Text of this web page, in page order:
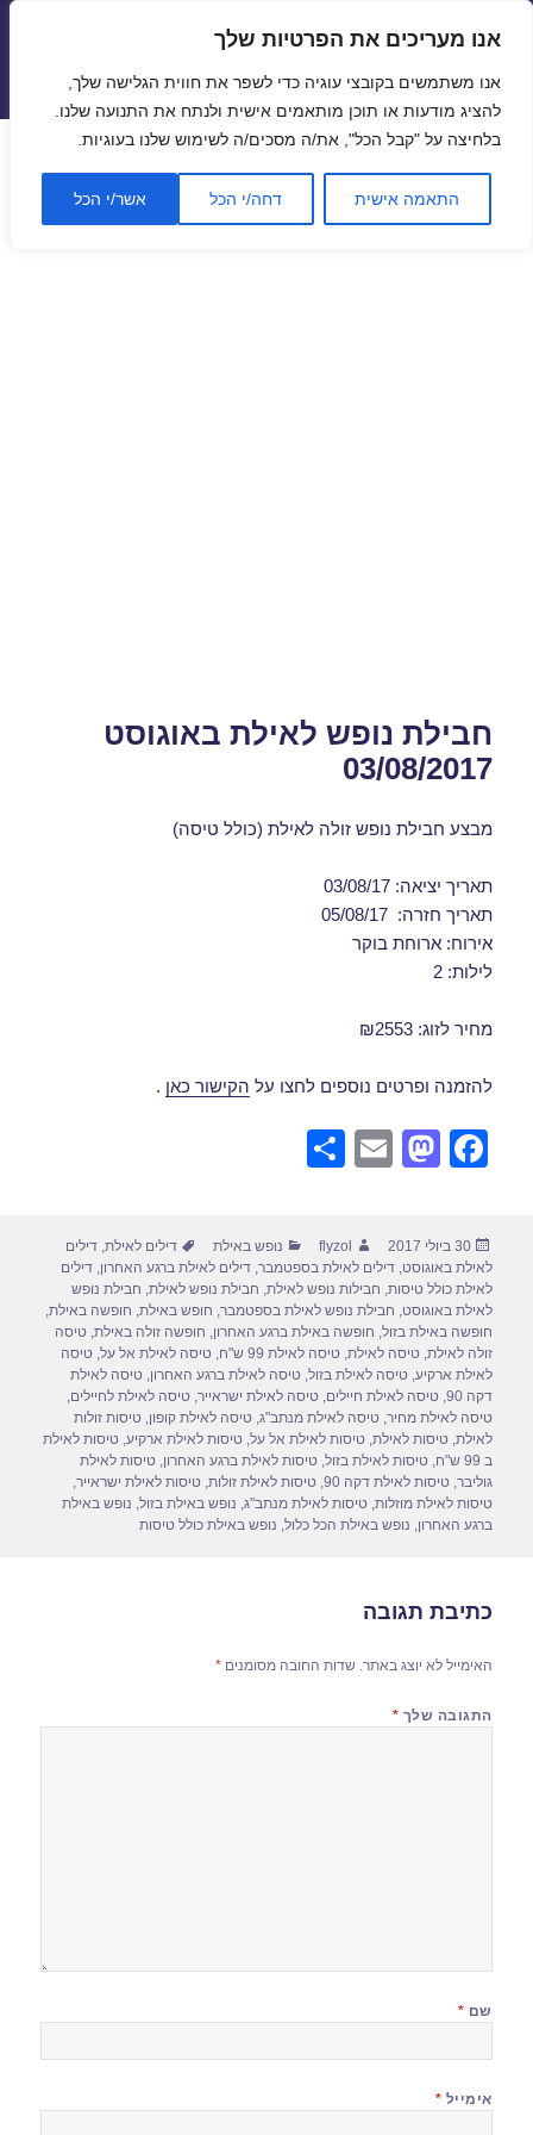
אנו מעריכים את הפרטיות שלך
אנו משתמשים בקובצי עוגיה כדי לשפר את חווית הגלישה שלך,
להציג מודעות או תוכן מותאמים אישית ולנתח את התנועה שלנו.
בלחיצה על "קבל הכל", את/ה מסכים/ה לשימוש שלנו בעוגיות.
התאמה אישית דחה/י הכל אשר/י הכל
תפריטים
ווידג'טים
חבילת נופש לאילת באוגוסט
03/08/2017
מבצע חבילת נופש זולה לאילת (כולל טיסה)
תאריך יציאה: 03/08/17
תאריך חזרה: 05/08/17
אירוח: ארוחת בוקר
לילות: 2
מחיר לזוג: ₪2553
להזמנה ופרטים נוספים לחצו על הקישור כאן .
F
e
b
o
o
k
M
o
d
o
n
E
e
פורסם
בתאריך
30 ביולי 2017 מחבר
flyzol קטגוריות
נופש באילת תגיות
דילים לאילת,דילים
לאילת באוגוסט,דילים לאילת בספטמבר,דילים לאילת ברגע האחרון,דילים
לאילת כולל טיסות, חבילות נופש לאילת, חבילת נופש לאילת, חבילת נופש
לאילת באוגוסט, חבילת נופש לאילת בספטמבר, חופש באילת, חופשה באילת,
חופשה באילת בזול, חופשה באילת ברגע האחרון, חופשה זולה באילת,טיסה
זולה לאילת,טיסה לאילת,טיסה לאילת 99 ש"ח ,טיסה לאילת אל על,טיסה
לאילת ארקיע,טיסה לאילת בזול,טיסה לאילת ברגע האחרון,טיסה לאילת
דקה 90
,טיסה לאילת חיילים,טיסה לאילת ישראייר,טיסה לאילת לחיילים,
טיסה לאילת מחיר,טיסה לאילת מנתב"ג,טיסה לאילת קופון,טיסות זולות
לאילת,טיסות לאילת,טיסות לאילת אל על,טיסות לאילת ארקיע,טיסות לאילת
ב 99 ש"ח
,טיסות לאילת בזול,טיסות לאילת ברגע האחרון,טיסות לאילת
גוליבר,טיסות לאילת דקה 90 ,טיסות לאילת זולות,טיסות לאילת ישראייר,
טיסות לאילת מוזלות,טיסות לאילת מנתב"ג, נופש באילת בזול, נופש באילת
ברגע האחרון, נופש באילת הכל כלול, נופש באילת כולל טיסות
כתיבת תגובה
האימייל לא יוצג באתר. שדות החובה מסומנים*
התגובה שלך *
שם *
אימייל *